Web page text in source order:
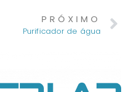
PRÓXIMO
Purificador de água